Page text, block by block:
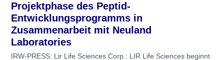
Projektphase des Peptid-
Entwicklungsprogramms in
Zusammenarbeit mit Neuland
Laboratories
IRW-PRESS: Lir Life Sciences Corp.: LIR Life Sciences beginnt